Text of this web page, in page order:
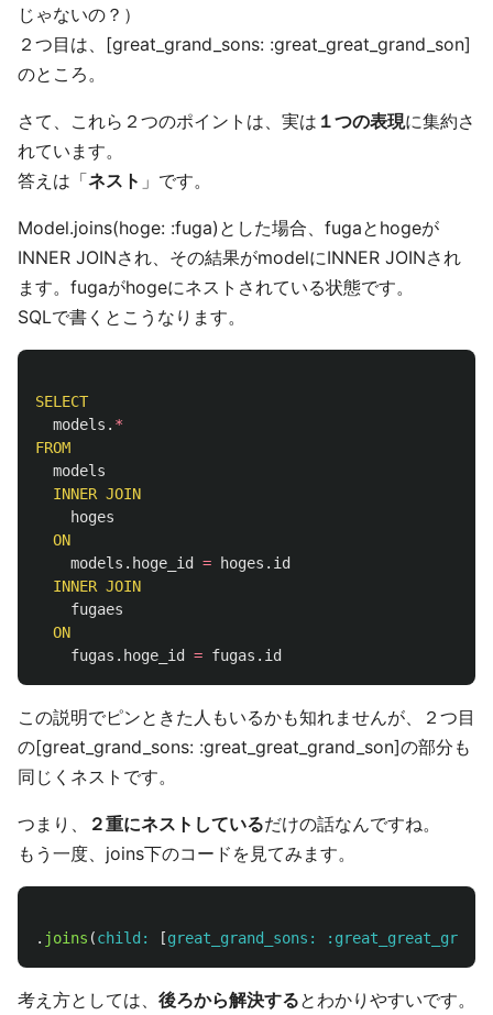
じゃないの？）
２つ目は、[great_grand_sons: :great_great_grand_son]
のところ。
さて、これら２つのポイントは、実は １つの表現に集約さ
れています。
答えは「ネスト 」です。
Model.joins(hoge: :fuga)とした場合、fugaとhogeが
INNER JOINされ、その結果がmodelにINNER JOINされ
ます。fugaがhogeにネストされている状態です。
SQLで書くとこうなります。
SELECT
models . *
FROM
models
INNER JOIN
hoges
ON
models . hoge_id = hoges . id
INNER JOIN
fugaes
ON
fugas . hoge_id = fugas . id
この説明でピンときた人もいるかも知れませんが、２つ目
の[great_grand_sons: :great_great_grand_son]の部分も
同じくネストです。
つまり、 ２重にネストしているだけの話なんですね。
もう一度、joins下のコードを見てみます。
. joins (child: [great_grand_sons:
考え方としては、 後ろから解決するとわかりやすいです。